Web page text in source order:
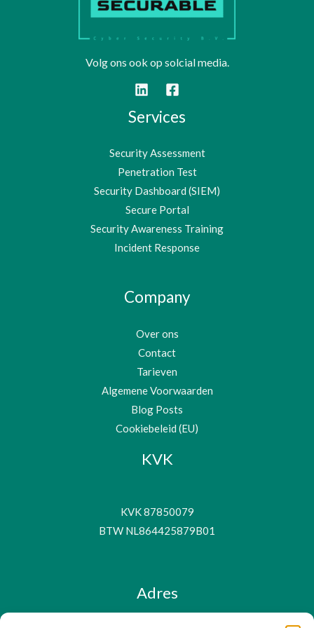
Volg ons ook op solcial media.
Services
Security Assessment
Penetration Test
Security Dashboard (SIEM)
Secure Portal
Security Awareness Training
Incident Response
Company
Over ons
Contact
Tarieven
Algemene Voorwaarden
Blog Posts
Cookiebeleid (EU)
KVK
KVK 87850079
BTW NL864425879B01
Adres